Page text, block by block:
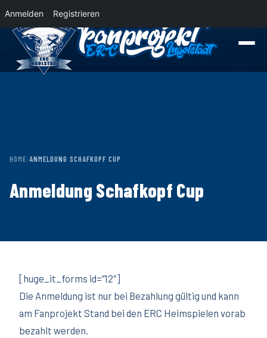
Anmelden Registrieren
NewsDer Panther Express 2026/2027 rollt nach Krefeld! Wohin rollt der
HOME› ANMELDUNG SCHAFKOPF CUP
Anmeldung Schafkopf Cup
[huge_it_forms id=“12″]
Die Anmeldung ist nur bei Bezahlung gültig und kann
am Fanprojekt Stand bei den ERC Heimspielen vorab
bezahlt werden.